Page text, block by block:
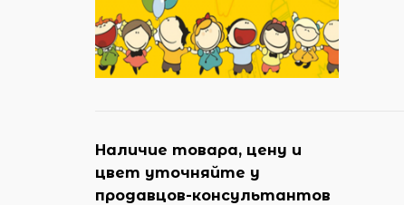
Наличие товара, цену и
цвет уточняйте у
продавцов-консультантов